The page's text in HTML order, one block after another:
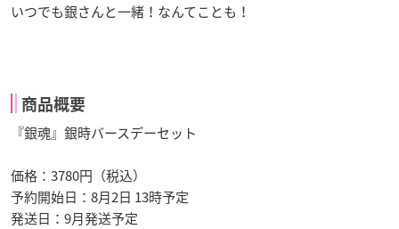
いつでも銀さんと一緒！なんてことも！
商品概要
『銀魂』銀時バースデーセット
価格：3780円（税込）
予約開始日：8月2日 13時予定
発送日：9月発送予定